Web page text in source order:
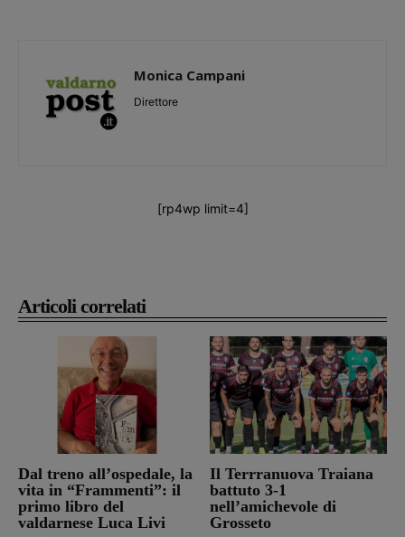
Articoli correlati
Dal treno all’ospedale, la
vita in “Frammenti”: il
primo libro del
valdarnese Luca Livi
Il Terrranuova Traiana
battuto 3-1
nell’amichevole di
Grosseto
Monica Campani
Direttore
[rp4wp limit=4]